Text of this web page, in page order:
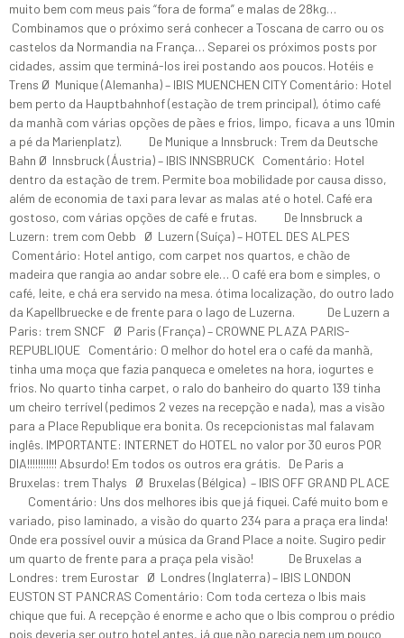
muito bem com meus pais “fora de forma” e malas de 28kg…
Combinamos que o próximo será conhecer a Toscana de carro ou os
castelos da Normandia na França… Separei os próximos posts por
cidades, assim que terminá-los irei postando aos poucos. Hotéis e
Trens Ø Munique (Alemanha) – IBIS MUENCHEN CITY Comentário: Hotel
bem perto da Hauptbahnhof (estação de trem principal), ótimo café
da manhã com várias opções de pães e frios, limpo, ficava a uns 10min
a pé da Marienplatz). De Munique a Innsbruck: Trem da Deutsche
Bahn Ø Innsbruck (Áustria) – IBIS INNSBRUCK Comentário: Hotel
dentro da estação de trem. Permite boa mobilidade por causa disso,
além de economia de taxi para levar as malas até o hotel. Café era
gostoso, com várias opções de café e frutas. De Innsbruck a
Luzern: trem com Oebb Ø Luzern (Suíça) – HOTEL DES ALPES
Comentário: Hotel antigo, com carpet nos quartos, e chão de
madeira que rangia ao andar sobre ele… O café era bom e simples, o
café, leite, e chá era servido na mesa. ótima localização, do outro lado
da Kapellbruecke e de frente para o lago de Luzerna. De Luzern a
Paris: trem SNCF Ø Paris (França) – CROWNE PLAZA PARIS-
REPUBLIQUE Comentário: O melhor do hotel era o café da manhã,
tinha uma moça que fazia panqueca e omeletes na hora, iogurtes e
frios. No quarto tinha carpet, o ralo do banheiro do quarto 139 tinha
um cheiro terrível (pedimos 2 vezes na recepção e nada), mas a visão
para a Place Republique era bonita. Os recepcionistas mal falavam
inglês. IMPORTANTE: INTERNET do HOTEL no valor por 30 euros POR
DIA!!!!!!!!!!! Absurdo! Em todos os outros era grátis. De Paris a
Bruxelas: trem Thalys Ø Bruxelas (Bélgica) – IBIS OFF GRAND PLACE
Comentário: Uns dos melhores ibis que já fiquei. Café muito bom e
variado, piso laminado, a visão do quarto 234 para a praça era linda!
Onde era possível ouvir a música da Grand Place a noite. Sugiro pedir
um quarto de frente para a praça pela visão! De Bruxelas a
Londres: trem Eurostar Ø Londres (Inglaterra) – IBIS LONDON
EUSTON ST PANCRAS Comentário: Com toda certeza o Ibis mais
chique que fui. A recepção é enorme e acho que o Ibis comprou o prédio
pois deveria ser outro hotel antes, já que não parecia nem um pouco